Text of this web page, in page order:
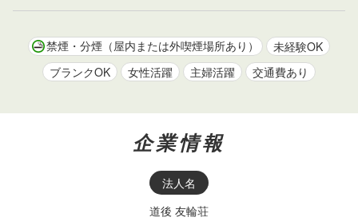
禁煙・分煙（屋内または外喫煙場所あり）
未経験OK
ブランクOK
女性活躍 主婦活躍 交通費あり
企業情報
法人名
道後 友輪荘